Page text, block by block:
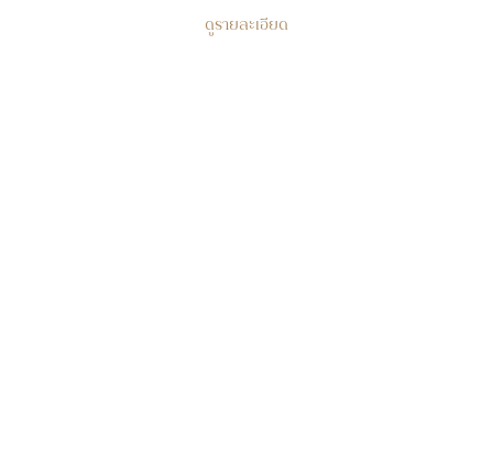
ดูรายละเอียด